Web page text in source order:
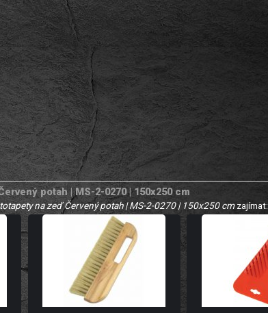
potah | MS-2-0270 | 150x250 cm
na zeď Červený potah | MS-2-0270 | 150x250 cmzajímat: